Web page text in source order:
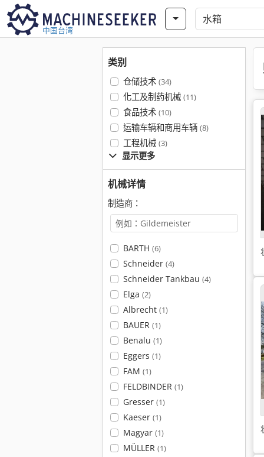
中国台湾
类别
仓储技术 (34)
化工及制药机械 (11)
食品技术 (10)
运输车辆和商用车辆 (8)
工程机械 (3)
显示更多
机械详情
制造商：
BARTH (6)
Schneider (4)
Schneider Tankbau (4)
Elga (2)
Albrecht (1)
BAUER (1)
Benalu (1)
Eggers (1)
FAM (1)
FELDBINDER (1)
Gresser (1)
Kaeser (1)
Magyar (1)
MÜLLER (1)